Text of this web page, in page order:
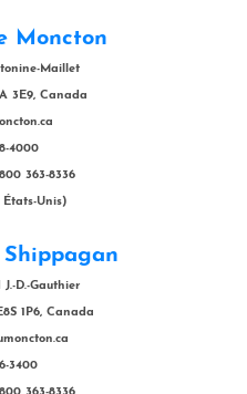
Moncton
Maillet
3E9, Canada
4000
363-8336
Unis)
D.-Gauthier
1P6, Canada
3400